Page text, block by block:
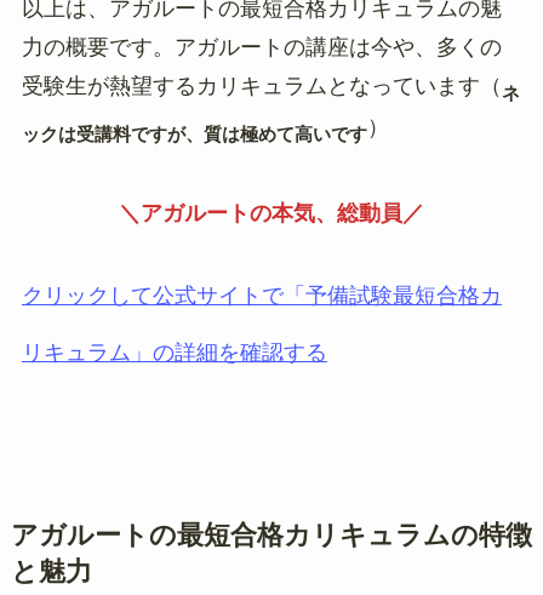
以上は、アガルートの最短合格カリキュラムの魅
力の概要です。アガルートの講座は今や、多くの
受験生が熱望するカリキュラムとなっています（ネ
ックは受講料ですが、質は極めて高いです）
＼アガルートの本気、総動員／
クリックして公式サイトで「予備試験最短合格カ
リキュラム」の詳細を確認する
アガルートの最短合格カリキュラムの特徴
と魅力